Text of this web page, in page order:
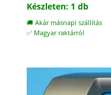
Készleten: 1 db
🚚 Akár másnapi szállítás
✅ Magyar raktárról